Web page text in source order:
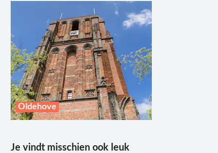
Oldehove
Je vindt misschien ook leuk